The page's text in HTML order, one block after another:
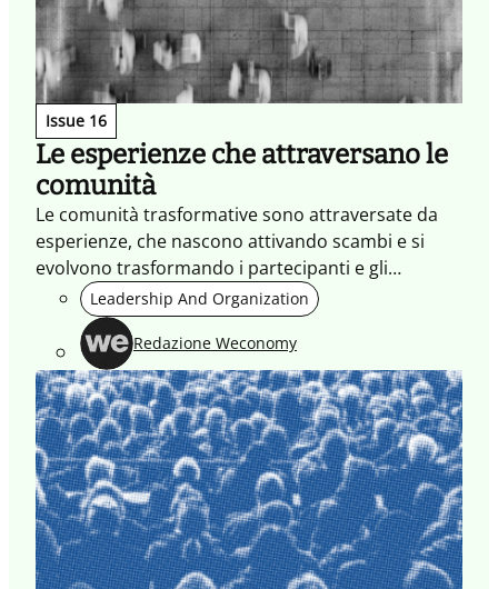
Issue 16
Le esperienze che attraversano le
comunità
Le comunità trasformative sono attraversate da
esperienze, che nascono attivando scambi e si
evolvono trasformando i partecipanti e gli
ambienti che abitano.
Leadership And Organization
Redazione Weconomy